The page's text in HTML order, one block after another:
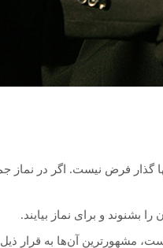
گذار فرض نیست. اگر در نماز
بشنوند و برای نماز بیایند.
مشهورترین آن‌ها به قرار